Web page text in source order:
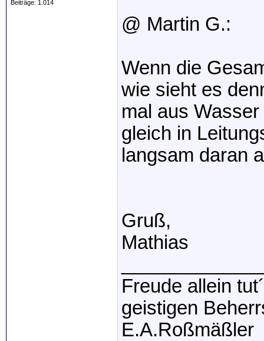
Beiträge: 1.014
@ Martin G.:
Wenn die
wie sieht es
mal aus
gleich in
langsam daran
Gruß,
Mathias
Freude allein
geistigen
E.A.Roßmäßler